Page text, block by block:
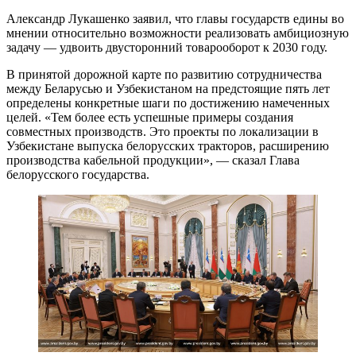
Александр Лукашенко заявил, что главы государств едины во
мнении относительно возможности реализовать амбициозную
задачу — удвоить двусторонний товарооборот к 2030 году.
В принятой дорожной карте по развитию сотрудничества
между Беларусью и Узбекистаном на предстоящие пять лет
определены конкретные шаги по достижению намеченных
целей. «Тем более есть успешные примеры создания
совместных производств. Это проекты по локализации в
Узбекистане выпуска белорусских тракторов, расширению
производства кабельной продукции», — сказал Глава
белорусского государства.